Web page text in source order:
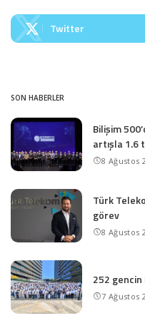
Twitter
SON HABERLER
Bilişim
artışla 1.6
8 Ağustos
Türk
görev
8 Ağustos
252
7 Ağustos